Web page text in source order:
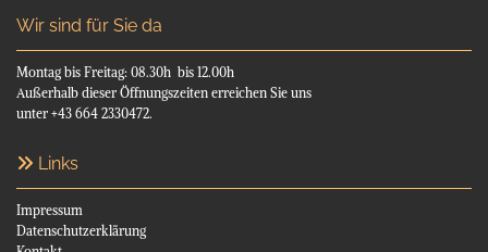
Wir sind für Sie da
Montag bis Freitag: 08.30h bis 12.00h
Außerhalb dieser Öffnungszeiten erreichen Sie uns
unter +43 664 2330472.
 Links
Impressum
Datenschutzerklärung